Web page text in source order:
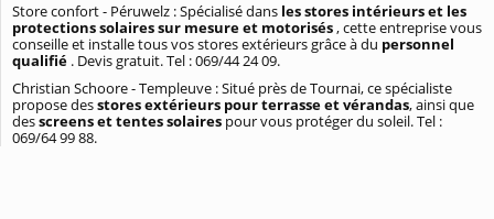
Store confort - Péruwelz : Spécialisé dans les stores intérieurs et les
protections solaires sur mesure et motorisés, cette entreprise vous
conseille et installe tous vos stores extérieurs grâce à du personnel
qualifié . Devis gratuit. Tel : 069/44 24 09.
Christian Schoore - Templeuve : Situé près de Tournai, ce spécialiste
propose desstores extérieurs pour terrasse et vérandas, ainsi que
desscreens et tentes solaires pour vous protéger du soleil. Tel :
069/64 99 88.